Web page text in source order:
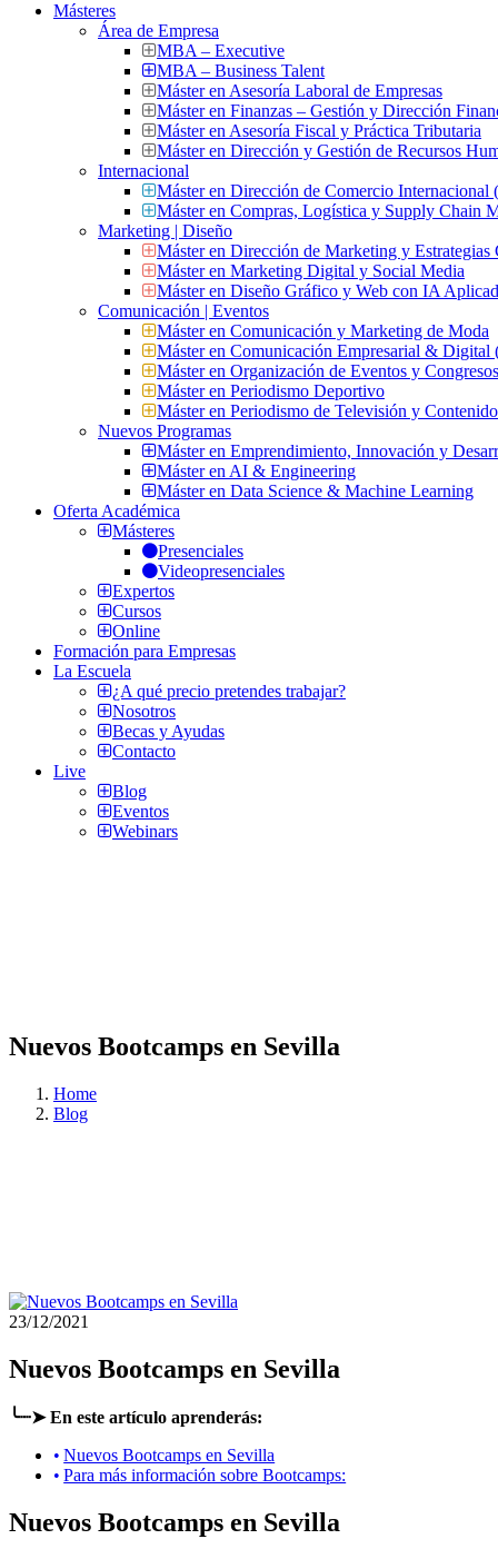
Másteres
Área de Empresa
MBA – Executive
MBA – Business Talent
Máster en Asesoría Laboral de Empresas
Máster en Finanzas – Gestión y Dirección
Máster en Asesoría Fiscal y Práctica Tributaria
Máster en Dirección y Gestión de Recursos
Internacional
Máster en Dirección de Comercio
Máster en Compras, Logística y Supply Chain
Marketing | Diseño
Máster en Dirección de Marketing y Estrategias
Máster en Marketing Digital y Social Media
Máster en Diseño Gráfico y Web con IA
Comunicación | Eventos
Máster en Comunicación y Marketing de Moda
Máster en Comunicación Empresarial &
Máster en Organización de Eventos y
Máster en Periodismo Deportivo
Máster en Periodismo de Televisión y
Nuevos Programas
Máster en Emprendimiento, Innovación y
Máster en AI & Engineering
Máster en Data Science & Machine Learning
Oferta Académica
Másteres
Presenciales
Videopresenciales
Expertos
Cursos
Online
Formación para Empresas
La Escuela
¿A qué precio pretendes trabajar?
Nosotros
Becas y Ayudas
Contacto
Live
Blog
Eventos
Webinars
Nuevos Bootcamps en Sevilla
Home
Blog
23/12/2021
Nuevos Bootcamps en Sevilla
╰┈➤ En este artículo aprenderás:
Nuevos Bootcamps en Sevilla
Para más información sobre Bootcamps:
Nuevos Bootcamps en Sevilla